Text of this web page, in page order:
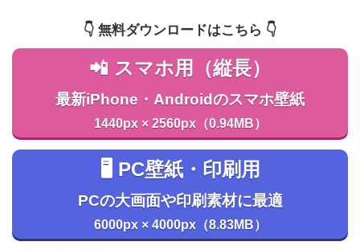
👇️ 無料ダウンロードはこちら 👇️
📲 スマホ用（縦長）
最新iPhone・Androidのスマホ壁紙
1440px × 2560px（0.94MB）
🖥️ PC壁紙・印刷用
PCの大画面や印刷素材に最適
6000px × 4000px（8.83MB）